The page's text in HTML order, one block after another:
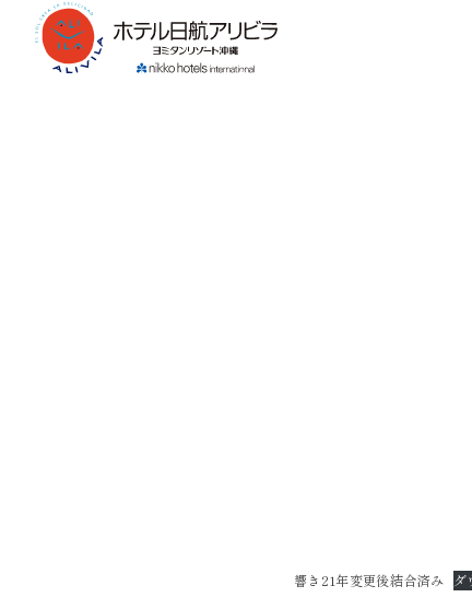
響き21年変更後結合済み ダ